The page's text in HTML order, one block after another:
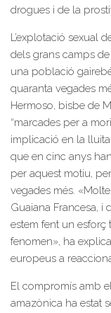
drogues i de la
L’explotació sexual
dels grans camps
una població
quaranta vegades
Hermoso, bisbe de
“marcades per a
implicació en la
que en cinc anys
per aquest motiu,
vegades més.
Guaiana Francesa, i
estem fent un esforç
fenomen», ha
europeus a
El compromís amb
amazònica ha estat